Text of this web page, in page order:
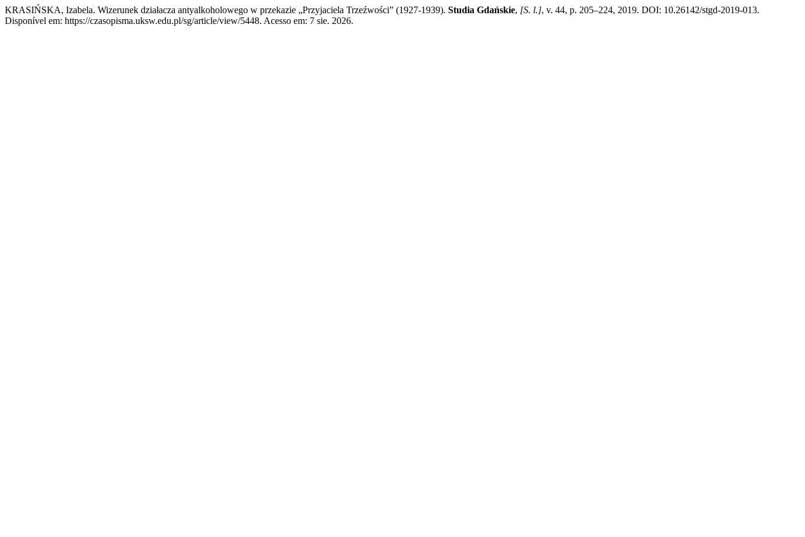
KRASIŃSKA, Izabela. Wizerunek działacza antyalkoholowego w przekazie „Przyjaciela Trzeźwości” (1927-1939). Studia Gdańskie, [S. l.], v. 44, p. 205–224, 2019. DOI: 10.26142/stgd-2019-013.
Disponível em: https://czasopisma.uksw.edu.pl/sg/article/view/5448. Acesso em: 7 sie. 2026.